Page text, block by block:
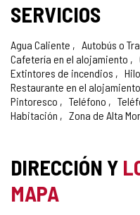
SERVICIOS
Agua Caliente Autobús o
Cafetería en el alojamiento
Extintores de incendios
Restaurante en el alojamiento
Pintoresco
Teléfono
Habitación
Zona de Alta
DIRECCIÓN Y
MAPA